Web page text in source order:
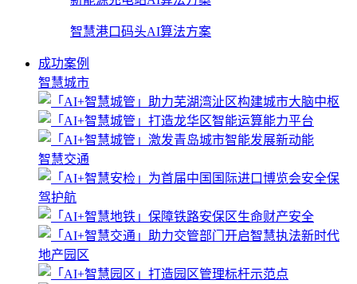
智慧港口码头AI算法方案
成功案例
智慧城市
智慧交通
地产园区